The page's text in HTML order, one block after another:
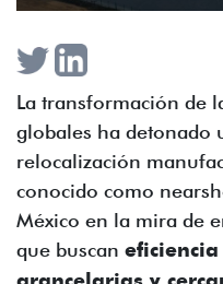
La transformación de
globales ha detonado
relocalización
conocido como
México en la mira de
que buscan